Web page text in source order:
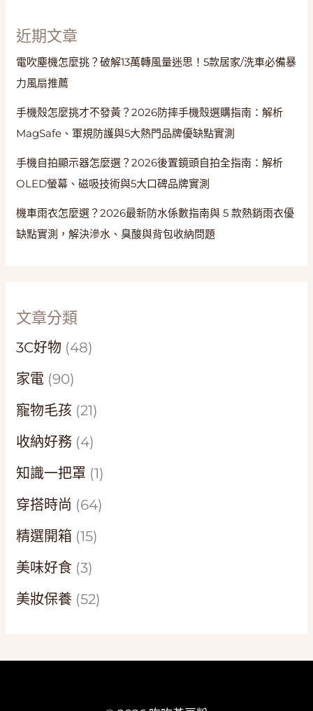
近期文章
電吹塵機怎麼挑？破解13萬轉風量迷思！5款居家/洗車必備暴
力風扇推薦
手機殼怎麼挑才不發黃？2026防摔手機殼選購指南：解析
MagSafe、軍規防護與5大熱門品牌優缺點實測
手機自拍顯示器怎麼選？2026後置鏡頭自拍全指南：解析
OLED螢幕、磁吸技術與5大口碑品牌實測
機車雨衣怎麼選？2026最新防水係數指南與 5 款熱銷雨衣優
缺點實測，解決滲水、臭酸與背包收納問題
文章分類
3C好物 (48)
家電 (90)
寵物毛孩 (21)
收納好務 (4)
知識一把罩 (1)
穿搭時尚 (64)
精選開箱 (15)
美味好食 (3)
美妝保養 (52)